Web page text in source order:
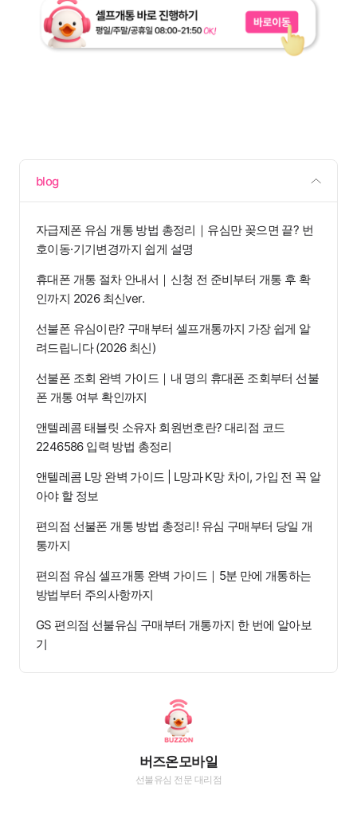
blog
자급제폰 유심 개통 방법 총정리｜유심만 꽂으면 끝? 번
호이동·기기변경까지 쉽게 설명
휴대폰 개통 절차 안내서｜신청 전 준비부터 개통 후 확
인까지 2026 최신ver.
선불폰 유심이란? 구매부터 셀프개통까지 가장 쉽게 알
려드립니다 (2026 최신)
선불폰 조회 완벽 가이드｜내 명의 휴대폰 조회부터 선불
폰 개통 여부 확인까지
앤텔레콤 태블릿 소유자 회원번호란? 대리점 코드
2246586 입력 방법 총정리
앤텔레콤 L망 완벽 가이드 | L망과 K망 차이, 가입 전 꼭 알
아야 할 정보
편의점 선불폰 개통 방법 총정리! 유심 구매부터 당일 개
통까지
편의점 유심 셀프개통 완벽 가이드｜5분 만에 개통하는
방법부터 주의사항까지
GS 편의점 선불유심 구매부터 개통까지 한 번에 알아보
기
버즈온모바일
선불유심 전문 대리점